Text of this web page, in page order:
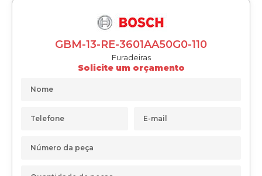
GBM-13-RE-3601AA50G0-110
Furadeiras
Solicite um orçamento